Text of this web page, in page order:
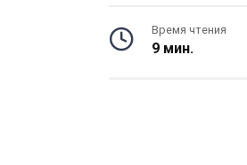
Время чтения
9 мин.